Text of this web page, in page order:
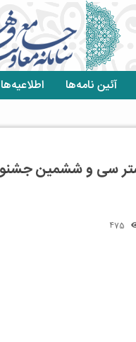
آئین نامه‌ها اطلاعیه‌ها
سی و ششمین
475